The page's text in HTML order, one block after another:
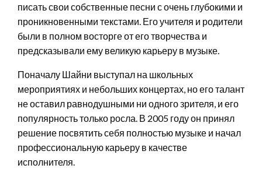
писать свои собственные песни с очень глубокими и
проникновенными текстами. Его учителя и родители
были в полном восторге от его творчества и
предсказывали ему великую карьеру в музыке.
Поначалу Шайни выступал на школьных
мероприятиях и небольших концертах, но его талант
не оставил равнодушными ни одного зрителя, и его
популярность только росла. В 2005 году он принял
решение посвятить себя полностью музыке и начал
профессиональную карьеру в качестве
исполнителя.